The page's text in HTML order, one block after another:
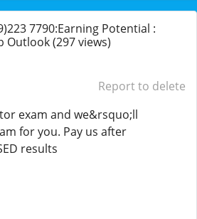
7790:Earning Potential :
Outlook(297 views)
Report to delete
exam and we&rsquo;ll
for you. Pay us after
results